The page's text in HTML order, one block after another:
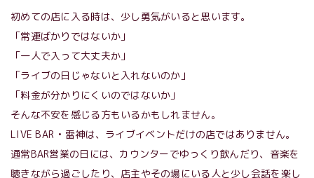
初めての店に入る時は、少し勇気がいると思います。
「常連ばかりではないか」
「一人で入って大丈夫か」
「ライブの日じゃないと入れないのか」
「料金が分かりにくいのではないか」
そんな不安を感じる方もいるかもしれません。
LIVE BAR • 雷神は、ライブイベントだけの店ではありません。
通常BAR営業の日には、カウンターでゆっくり飲んだり、音楽を
聴きながら過ごしたり、店主やその場にいる人と少し会話を楽し